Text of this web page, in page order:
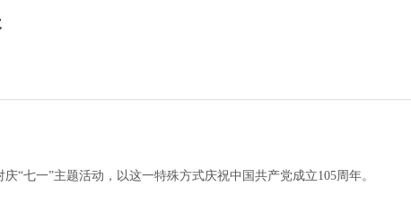
“七一”主题活动，以这一特殊方式庆祝中国共产党成立105周年。